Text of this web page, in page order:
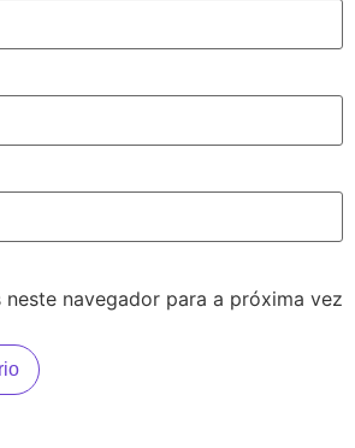
neste navegador para a próxima vez